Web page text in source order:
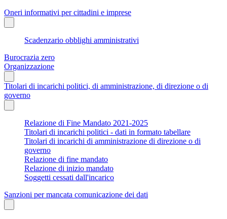
Oneri informativi per cittadini e imprese
Scadenzario obblighi amministrativi
Burocrazia zero
Organizzazione
Titolari di incarichi politici, di amministrazione, di direzione o di
governo
Relazione di Fine Mandato 2021-2025
Titolari di incarichi politici - dati in formato tabellare
Titolari di incarichi di amministrazione di direzione o di
governo
Relazione di fine mandato
Relazione di inizio mandato
Soggetti cessati dall'incarico
Sanzioni per mancata comunicazione dei dati